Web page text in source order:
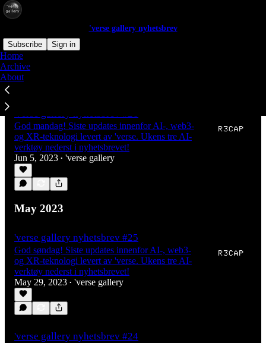
'verse gallery nyhetsbrev
Subscribe
Sign in
Home
Archive
AboutLatest
'verse gallery nyhetsbrev #26
God mandag! Siste updates innenfor AI-, web3-
og XR-teknologi levert av 'verse. Ukens tre AI-
verktøy nederst i nyhetsbrevet!
Jun 5, 2023 • 'verse gallery
May 2023
'verse gallery nyhetsbrev #25
God søndag! Siste updates innenfor AI-, web3-
og XR-teknologi levert av 'verse. Ukens tre AI-
verktøy nederst i nyhetsbrevet!
May 29, 2023 • 'verse gallery
'verse gallery nyhetsbrev #24